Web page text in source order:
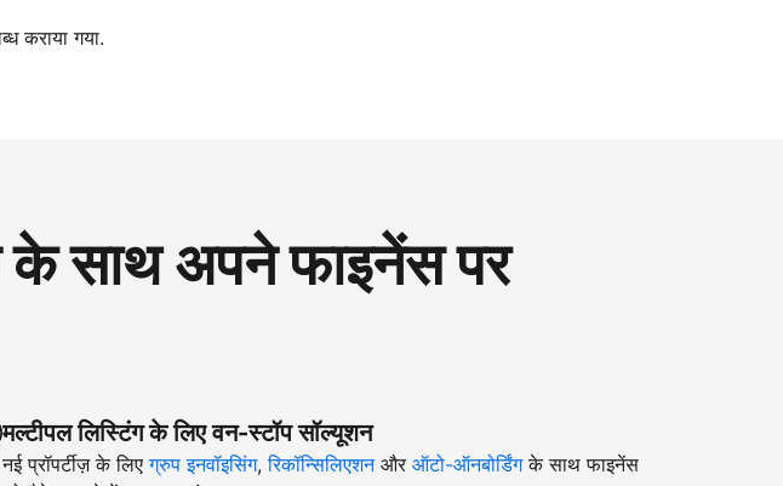
कराया गया.
साथ अपने फाइनेंस पर
मल्टीपल लिस्टिंग के लिए वन-स्टॉप सॉल्यूशन
नई प्रॉपर्टीज़ के लिएग्रुप इनवॉइसिंग,रिकॉन्सिलिएशनऔर ऑटो-ऑनबोर्डिंगके साथ फाइनेंस